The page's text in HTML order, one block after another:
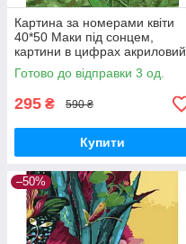
Картина за номерами квіти
40*50 Маки під сонцем,
картини в цифрах акриловий
живопис розпис на полотні
Strateg
Готово до відправки 3 од.
295 ₴ 590 ₴
Купити
–50%